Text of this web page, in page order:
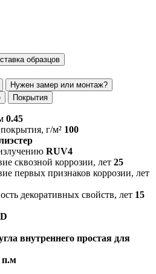
образцов
Нужен замер или монтаж?
Покрытия
0.45
г/м² 100
RUV4
сквозной коррозии, лет 25
первых признаков коррозии, лет
декоративных свойств, лет 15
внутреннего простая для
п.м